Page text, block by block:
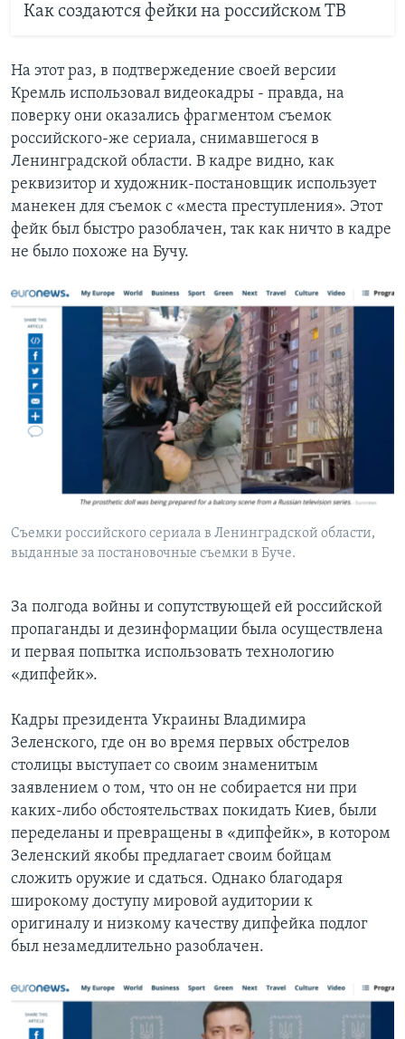
Как создаются фейки на российском ТВ
На этот раз, в подтвержедение своей версии
Кремль использовал видеокадры - правда, на
поверку они оказались фрагментом съемок
российского-же сериала, снимавшегося в
Ленинградской области. В кадре видно, как
реквизитор и художник-постановщик использует
манекен для съемок с «места преступления». Этот
фейк был быстро разоблачен, так как ничто в кадре
не было похоже на Бучу.
Съемки российского сериала в Ленинградской области,
выданные за постановочные съемки в Буче.
За полгода войны и сопутствующей ей российской
пропаганды и дезинформации была осуществлена
и первая попытка использовать технологию
«дипфейк».
Кадры президента Украины Владимира
Зеленского, где он во время первых обстрелов
столицы выступает со своим знаменитым
заявлением о том, что он не собирается ни при
каких-либо обстоятельствах покидать Киев, были
переделаны и превращены в «дипфейк», в котором
Зеленский якобы предлагает своим бойцам
сложить оружие и сдаться. Однако благодаря
широкому доступу мировой аудитории к
оригиналу и низкому качеству дипфейка подлог
был незамедлительно разоблачен.